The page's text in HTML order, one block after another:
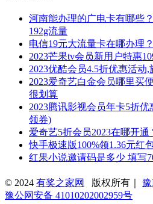
河南能办理的广电卡有哪些
192g流量
电信19元大流量卡在哪办理
2023芒果tv会员新用户特惠
2023优酷会员4.5折优惠活动
2023爱奇艺白金会员哪里买
很划算
2023腾讯影视会员年卡5折
领券)
爱奇艺5折会员2023在哪开
快手极速版100%领1.36元红
红果小说邀请码是多少 填写
© 2024 有奖之家网 版权所有｜ 豫
豫公网安备 41010202002959号